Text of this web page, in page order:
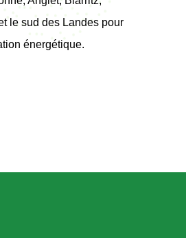
le sud des Landes pour
énergétique.